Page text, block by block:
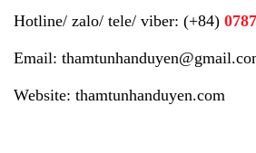
Hotline/ zalo/ tele/ viber: (+84)
Email:
Website: thamtunhanduyen.com